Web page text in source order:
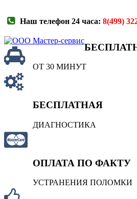
Наш телефон 24 часа: 8(499)
ОТ 30 МИНУТ
БЕСПЛАТНАЯ
ДИАГНОСТИКА
ОПЛАТА ПО ФАКТУ
УСТРАНЕНИЯ ПОЛОМКИ